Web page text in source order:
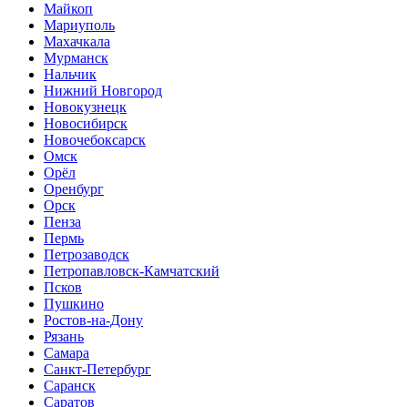
Майкоп
Мариуполь
Махачкала
Мурманск
Нальчик
Нижний Новгород
Новокузнецк
Новосибирск
Новочебоксарск
Омск
Орёл
Оренбург
Орск
Пенза
Пермь
Петрозаводск
Петропавловск-Камчатский
Псков
Пушкино
Ростов-на-Дону
Рязань
Самара
Санкт-Петербург
Саранск
Саратов